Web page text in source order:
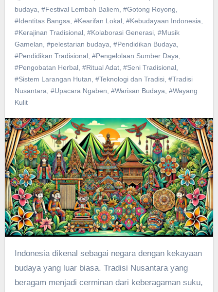
budaya #Festival Lembah Baliem #Gotong Royong
#Identitas Bangsa #Kearifan Lokal, #Kebudayaan Indonesia
#Kerajinan Tradisional, #Kolaborasi Generasi, #Musik
Gamelan #pelestarian budaya #Pendidikan Budaya
#Pendidikan Tradisional, #Pengelolaan Sumber Daya
#Pengobatan Herbal, #Ritual Adat, #Seni Tradisional,
#Sistem Larangan Hutan #Teknologi dan Tradisi, #Tradisi
Nusantara #Upacara Ngaben #Warisan Budaya #Wayang
Kulit
Indonesia dikenal sebagai negara dengan kekayaan
budaya yang luar biasa. Tradisi Nusantara yang
beragam menjadi cerminan dari keberagaman suku,